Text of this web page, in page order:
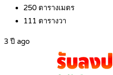
250 ตารางเมตร
111 ตารางวา
3 ปี ago